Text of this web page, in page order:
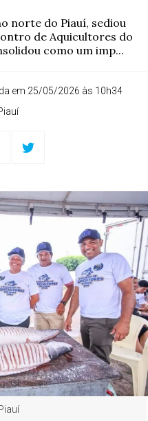
norte do Piauí, sediou
de Aquicultores do
como um imp...
em 25/05/2026 às 10h34